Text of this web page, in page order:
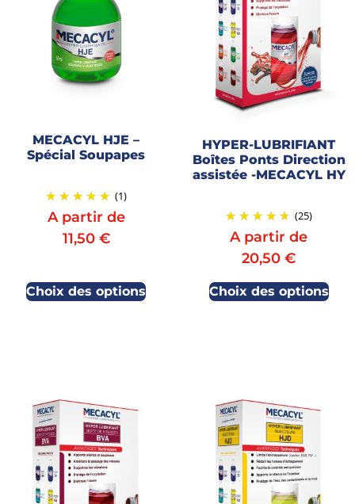
MECACYL HJE –
Spécial Soupapes
(1)
A partir de
11,50 €
Choix des options
HYPER-LUBRIFIANT
Boîtes Ponts Direction
assistée -MECACYL HY
(25)
A partir de
20,50€
Choix des options